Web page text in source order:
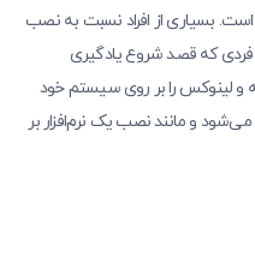
بسیاری از افراد نسبت به نصب
که قصد شروع یادگیری
و لینوکس را بر روی سیستم خود
و مانند نصب یک نرم‌افزار بر